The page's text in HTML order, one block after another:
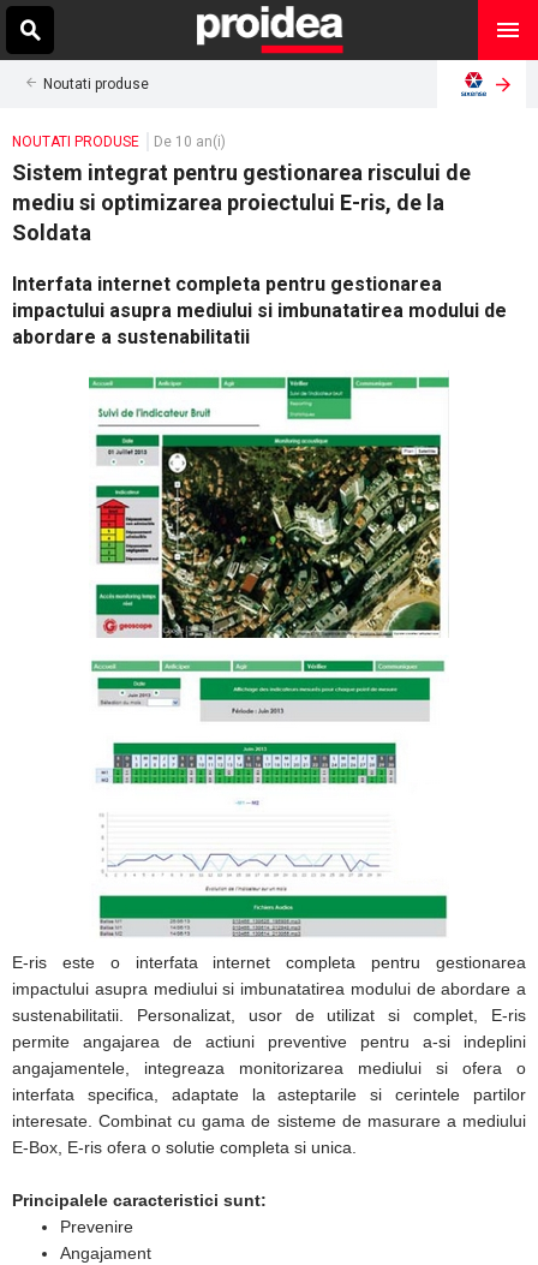
Noutati produse
NOUTATI PRODUSE De 10 an(i)
Sistem integrat pentru gestionarea riscului de
mediu si optimizarea proiectului E-ris, de la
Soldata
Interfata internet completa pentru gestionarea
impactului asupra mediului si imbunatatirea modului de
abordare a sustenabilitatii
E-ris este o interfata internet completa pentru gestionarea
impactului asupra mediului si imbunatatirea modului de abordare a
sustenabilitatii. Personalizat, usor de utilizat si complet, E-ris
permite angajarea de actiuni preventive pentru a-si indeplini
angajamentele, integreaza monitorizarea mediului si ofera o
interfata specifica, adaptate la asteptarile si cerintele partilor
interesate. Combinat cu gama de sisteme de masurare a mediului
E-Box, E-ris ofera o solutie completa si unica.
Principalele caracteristici sunt:
Prevenire
Angajament